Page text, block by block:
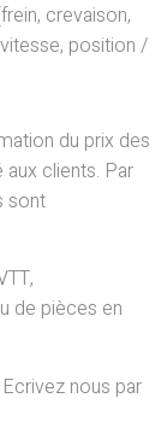
crevaison,
position /
du prix des
clients. Par
sont
de pièces en
nous par